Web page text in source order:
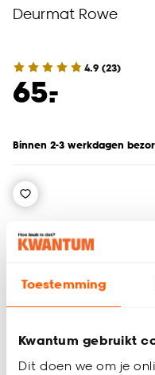
Toestemming
Kwantum gebruikt
Dit doen we om je
Deurmat Rowe
4.9 (23)
65.
-
Binnen 2-3 werkdagen